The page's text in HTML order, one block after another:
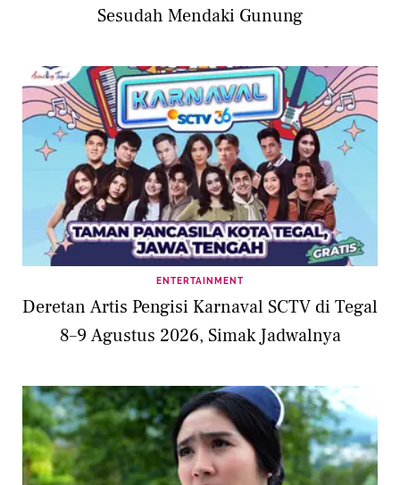
Sesudah Mendaki Gunung
ENTERTAINMENT
Deretan Artis Pengisi Karnaval SCTV di Tegal
8–9 Agustus 2026, Simak Jadwalnya